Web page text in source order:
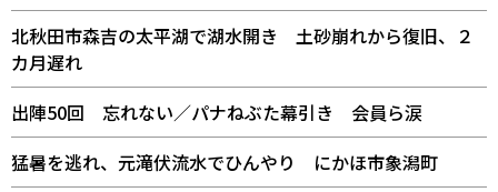
北秋田市森吉の太平湖で湖水開き 土砂崩れから復旧、２
カ月遅れ
出陣50回 忘れない／パナねぶた幕引き 会員ら涙
猛暑を逃れ、元滝伏流水でひんやり にかほ市象潟町